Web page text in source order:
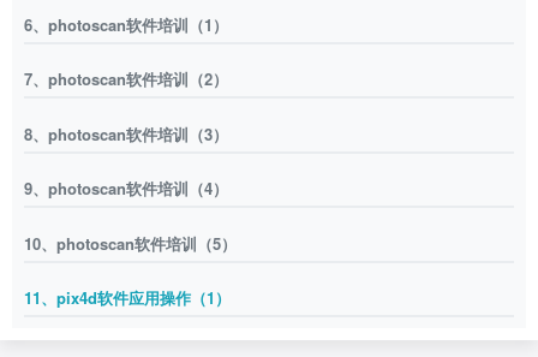
6、photoscan软件培训（1）
7、photoscan软件培训（2）
8、photoscan软件培训（3）
9、photoscan软件培训（4）
10、photoscan软件培训（5）
11、pix4d软件应用操作（1）